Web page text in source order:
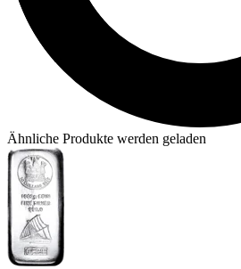
Ähnliche Produkte werden geladen